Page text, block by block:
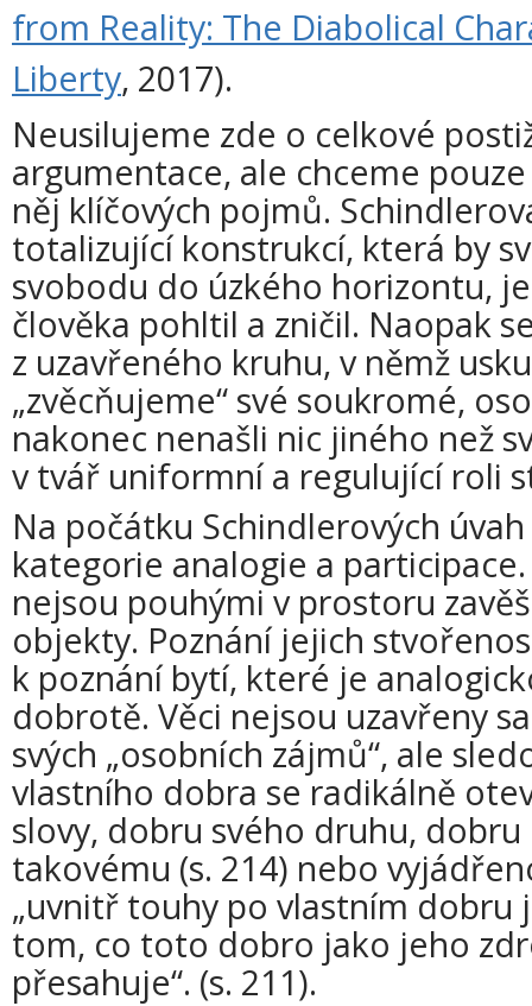
from Reality: The Diabolical
Liberty, 2017).
Neusilujeme zde o celkové
argumentace, ale chceme
něj klíčových pojmů.
totalizující konstrukcí, která by
svobodu do úzkého horizontu,
člověka pohltil a zničil. Naopak
z uzavřeného kruhu, v němž
„zvěcňujeme“ své soukromé,
nakonec nenašli nic jiného než
v tvář uniformní a regulující roli
Na počátku Schindlerových
kategorie analogie a
nejsou pouhými v prostoru
objekty. Poznání jejich
k poznání bytí, které je
dobrotě. Věci nejsou uzavřeny
svých „osobních zájmů“, ale
vlastního dobra se radikálně
slovy, dobru svého druhu,
takovému (s. 214) nebo
„uvnitř touhy po vlastním dobru
tom, co toto dobro jako jeho
přesahuje“. (s. 211).